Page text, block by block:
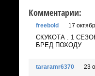
Комментарии:
freebold 17
СКУКОТА . 1
БРЕД ПОХОДУ
tararamr6370 23